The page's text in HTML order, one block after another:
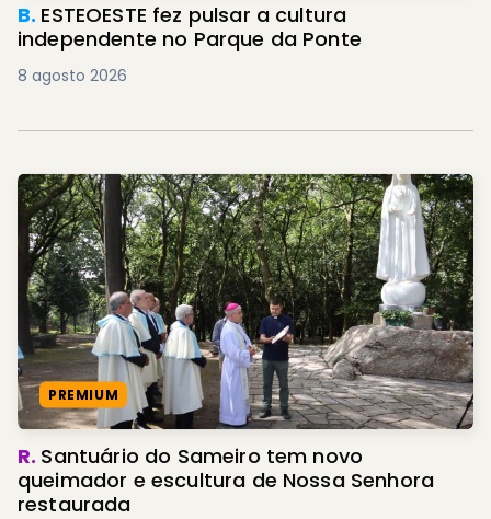
B. ESTEOESTE fez pulsar a cultura
independente no Parque da Ponte
8 agosto 2026
PREMIUM
R. Santuário do Sameiro tem novo
queimador e escultura de Nossa Senhora
restaurada